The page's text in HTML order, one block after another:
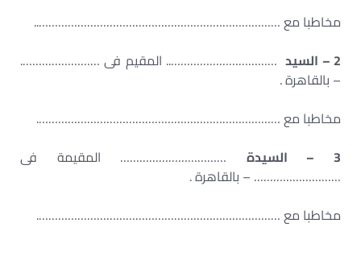
مخاطبا مع …………………………………………………………………..
2 – السيد
…………………………….. المقيم فى …………………….
– بالقاهرة .
مخاطبا مع ………………………………………………………………….
3 – السيدة
…………………………… المقيمة فى
……………………… – بالقاهرة .
مخاطبا مع ………………………………………………………………….